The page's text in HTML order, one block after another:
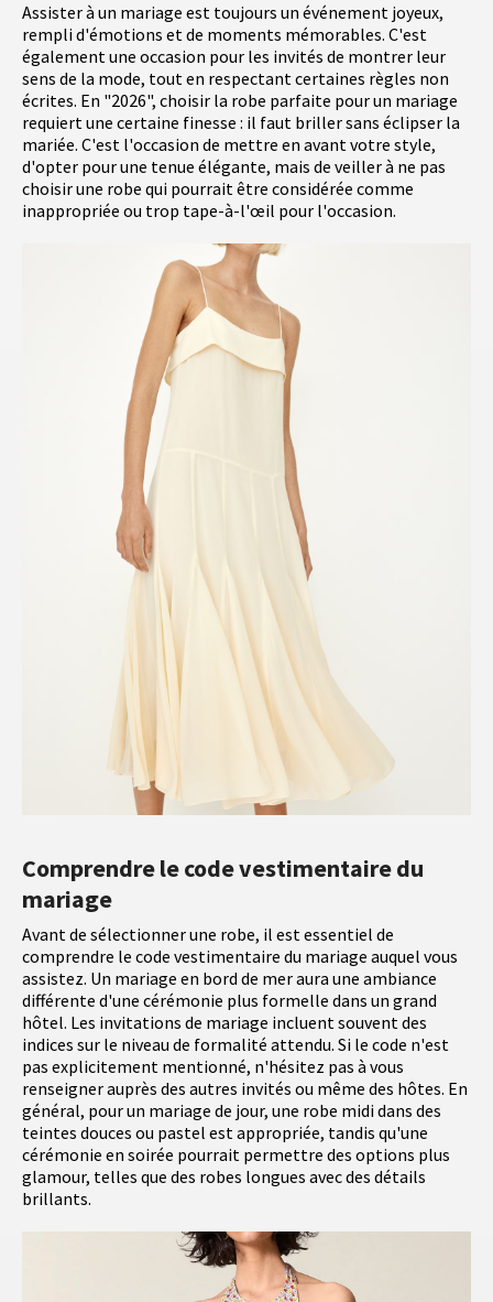
Assister à un mariage est toujours un événement joyeux,
rempli d'émotions et de moments mémorables. C'est
également une occasion pour les invités de montrer leur
sens de la mode, tout en respectant certaines règles non
écrites. En "2026", choisir la robe parfaite pour un mariage
requiert une certaine finesse : il faut briller sans éclipser la
mariée. C'est l'occasion de mettre en avant votre style,
d'opter pour une tenue élégante, mais de veiller à ne pas
choisir une robe qui pourrait être considérée comme
inappropriée ou trop tape-à-l'œil pour l'occasion.
Comprendre le code vestimentaire du
mariage
Avant de sélectionner une robe, il est essentiel de
comprendre le code vestimentaire du mariage auquel vous
assistez. Un mariage en bord de mer aura une ambiance
différente d'une cérémonie plus formelle dans un grand
hôtel. Les invitations de mariage incluent souvent des
indices sur le niveau de formalité attendu. Si le code n'est
pas explicitement mentionné, n'hésitez pas à vous
renseigner auprès des autres invités ou même des hôtes. En
général, pour un mariage de jour, une robe midi dans des
teintes douces ou pastel est appropriée, tandis qu'une
cérémonie en soirée pourrait permettre des options plus
glamour, telles que des robes longues avec des détails
brillants.